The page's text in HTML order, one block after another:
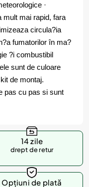
·
mult mai rapid, fara
circula?ia
fumatorilor în ma?
?i combustibil
sunt de culoare
de montaj.
pas cu pas si sunt
14 zile
drept de retur
Opțiuni de plată